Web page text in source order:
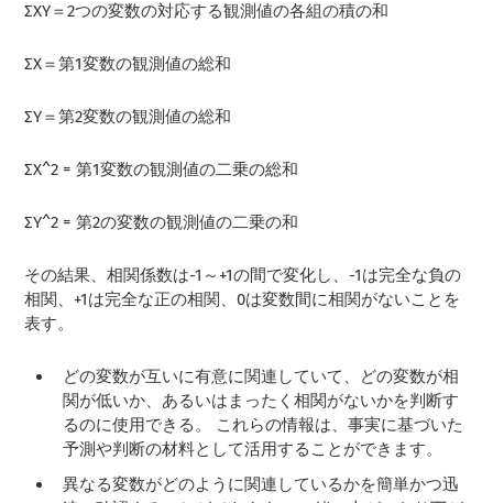
ΣXY＝2つの変数の対応する観測値の各組の積の和
ΣX＝第1変数の観測値の総和
ΣY＝第2変数の観測値の総和
ΣX^2 = 第1変数の観測値の二乗の総和
ΣY^2 = 第2の変数の観測値の二乗の和
その結果、相関係数は-1～+1の間で変化し、-1は完全な負の
相関、+1は完全な正の相関、0は変数間に相関がないことを
表す。
どの変数が互いに有意に関連していて、どの変数が相
関が低いか、あるいはまったく相関がないかを判断す
るのに使用できる。 これらの情報は、事実に基づいた
予測や判断の材料として活用することができます。
異なる変数がどのように関連しているかを簡単かつ迅